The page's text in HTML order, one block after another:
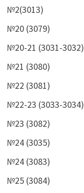
№2(3013)
№20 (3079)
№20-21 (3031-3032)
№21 (3080)
№22 (3081)
№22-23 (3033-3034)
№23 (3082)
№24 (3035)
№24 (3083)
№25 (3084)